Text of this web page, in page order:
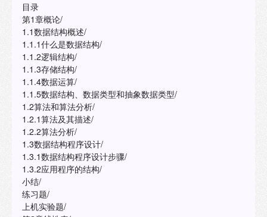
目录
第1章概论/
1.1数据结构概述/
1.1.1什么是数据结构/
1.1.2逻辑结构/
1.1.3存储结构/
1.1.4数据运算/
1.1.5数据结构、数据类型和抽象数据类型/
1.2算法和算法分析/
1.2.1算法及其描述/
1.2.2算法分析/
1.3数据结构程序设计/
1.3.1数据结构程序设计步骤/
1.3.2应用程序的结构/
小结/
练习题/
上机实验题/